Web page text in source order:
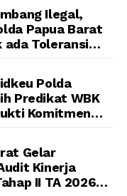
Ilegal,
Papua Barat
ada Toleransi
Polda
Predikat WBK
Komitmen
Bersih dan
Gelar
Kinerja
II TA 2026